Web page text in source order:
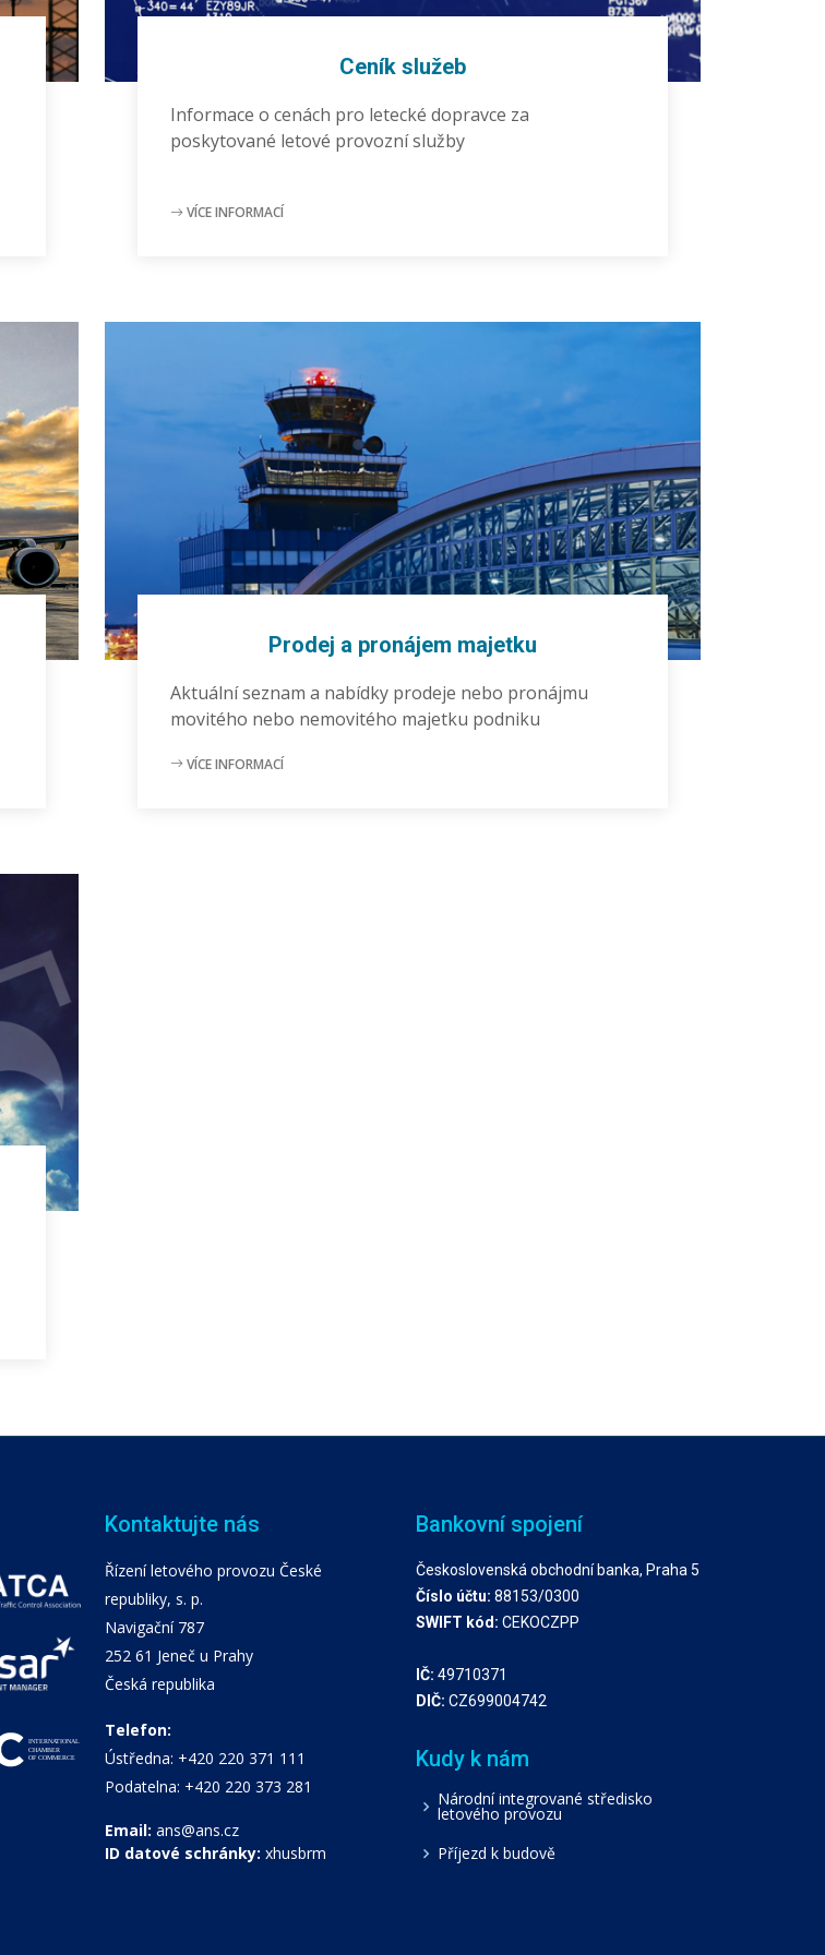
Ceník služeb
Informace o cenách pro letecké dopravce za
poskytované letové provozní služby
VÍCE INFORMACÍ
Prodej a pronájem majetku
Aktuální seznam a nabídky prodeje nebo pronájmu
movitého nebo nemovitého majetku podniku
VÍCE INFORMACÍ
Kontaktujte nás
Řízení letového provozu České
republiky, s. p.
Navigační 787
252 61 Jeneč u Prahy
Česká republika
Telefon:
Ústředna: +420 220 371 111
Podatelna: +420 220 373 281
Email: ans@ans.cz
ID datové schránky: xhusbrm
Bankovní spojení
Československá obchodní banka, Praha 5
Číslo účtu: 88153/0300
SWIFT kód: CEKOCZPP
IČ: 49710371
DIČ: CZ699004742
Kudy k nám
Národní integrované středisko
letového provozu
Příjezd k budově